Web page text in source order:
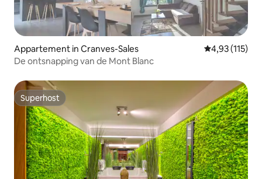
Appartement in Cranves-Sales Gemiddelde
4,93 (115)
De ontsnapping van de Mont Blanc
Superhost
Superhost